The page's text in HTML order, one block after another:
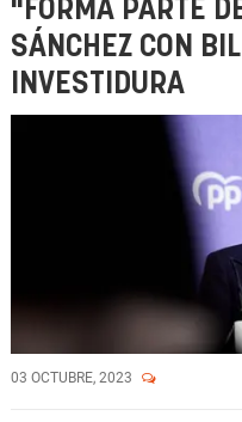
"FORMA PARTE
SÁNCHEZ CON
INVESTIDURA
03 OCTUBRE, 2023